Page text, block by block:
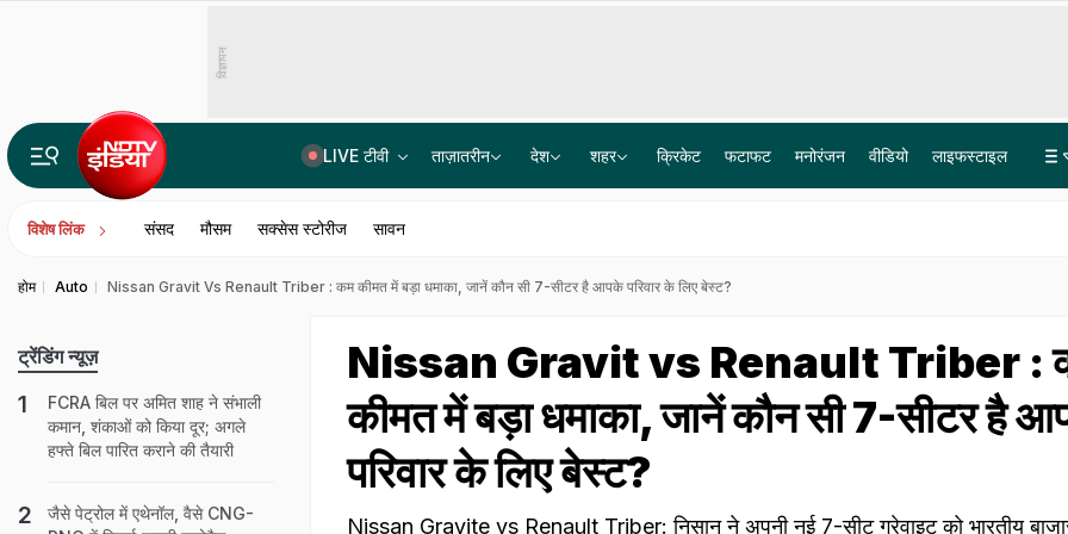
विज्ञापन
LIVE टीवी ताज़ातरीन देश शहर क्रिकेट फटाफट मनोरंजन वीडियो लाइफस्टाइल
विशेष लिंक संसद मौसम सक्सेस स्टोरीज सावन
होम Auto Nissan Gravit Vs Renault Triber : कम कीमत में बड़ा धमाका, जानें कौन सी 7-सीटर है आपके परिवार के लिए बेस्ट?
Nissan Gravit vs Renault Triber :
कीमत में बड़ा धमाका, जानें कौन सी 7-सीटर है
परिवार के लिए बेस्ट?
Nissan Gravite vs Renault Triber: निसान ने अपनी नई 7-सीट ग्रेवाइट को भारतीय
ट्रेंडिंग न्यूज़
FCRA बिल पर अमित शाह ने संभाली
कमान, शंकाओं को किया दूर; अगले
हफ्ते बिल पारित कराने की तैयारी
जैसे पेट्रोल में एथेनॉल, वैसे CNG-